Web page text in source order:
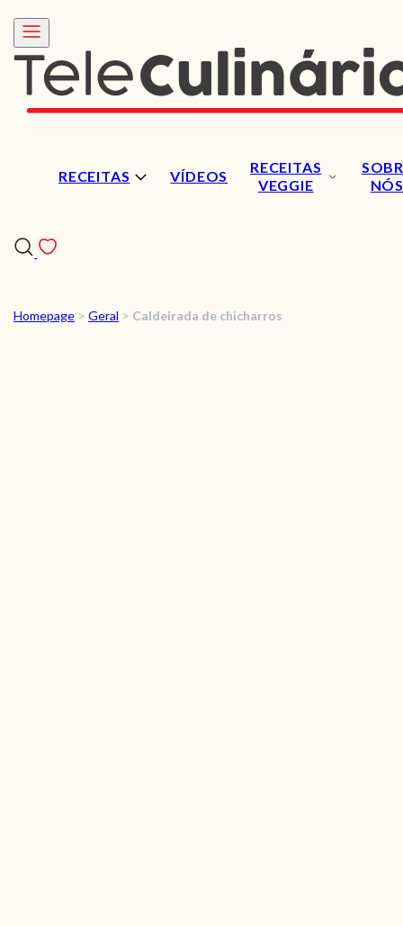
RECEITAS VÍDEOS
RECEITAS
VEGGIE
NÓS
RECEITAS
Homepage > Geral > Caldeirada de chicharros